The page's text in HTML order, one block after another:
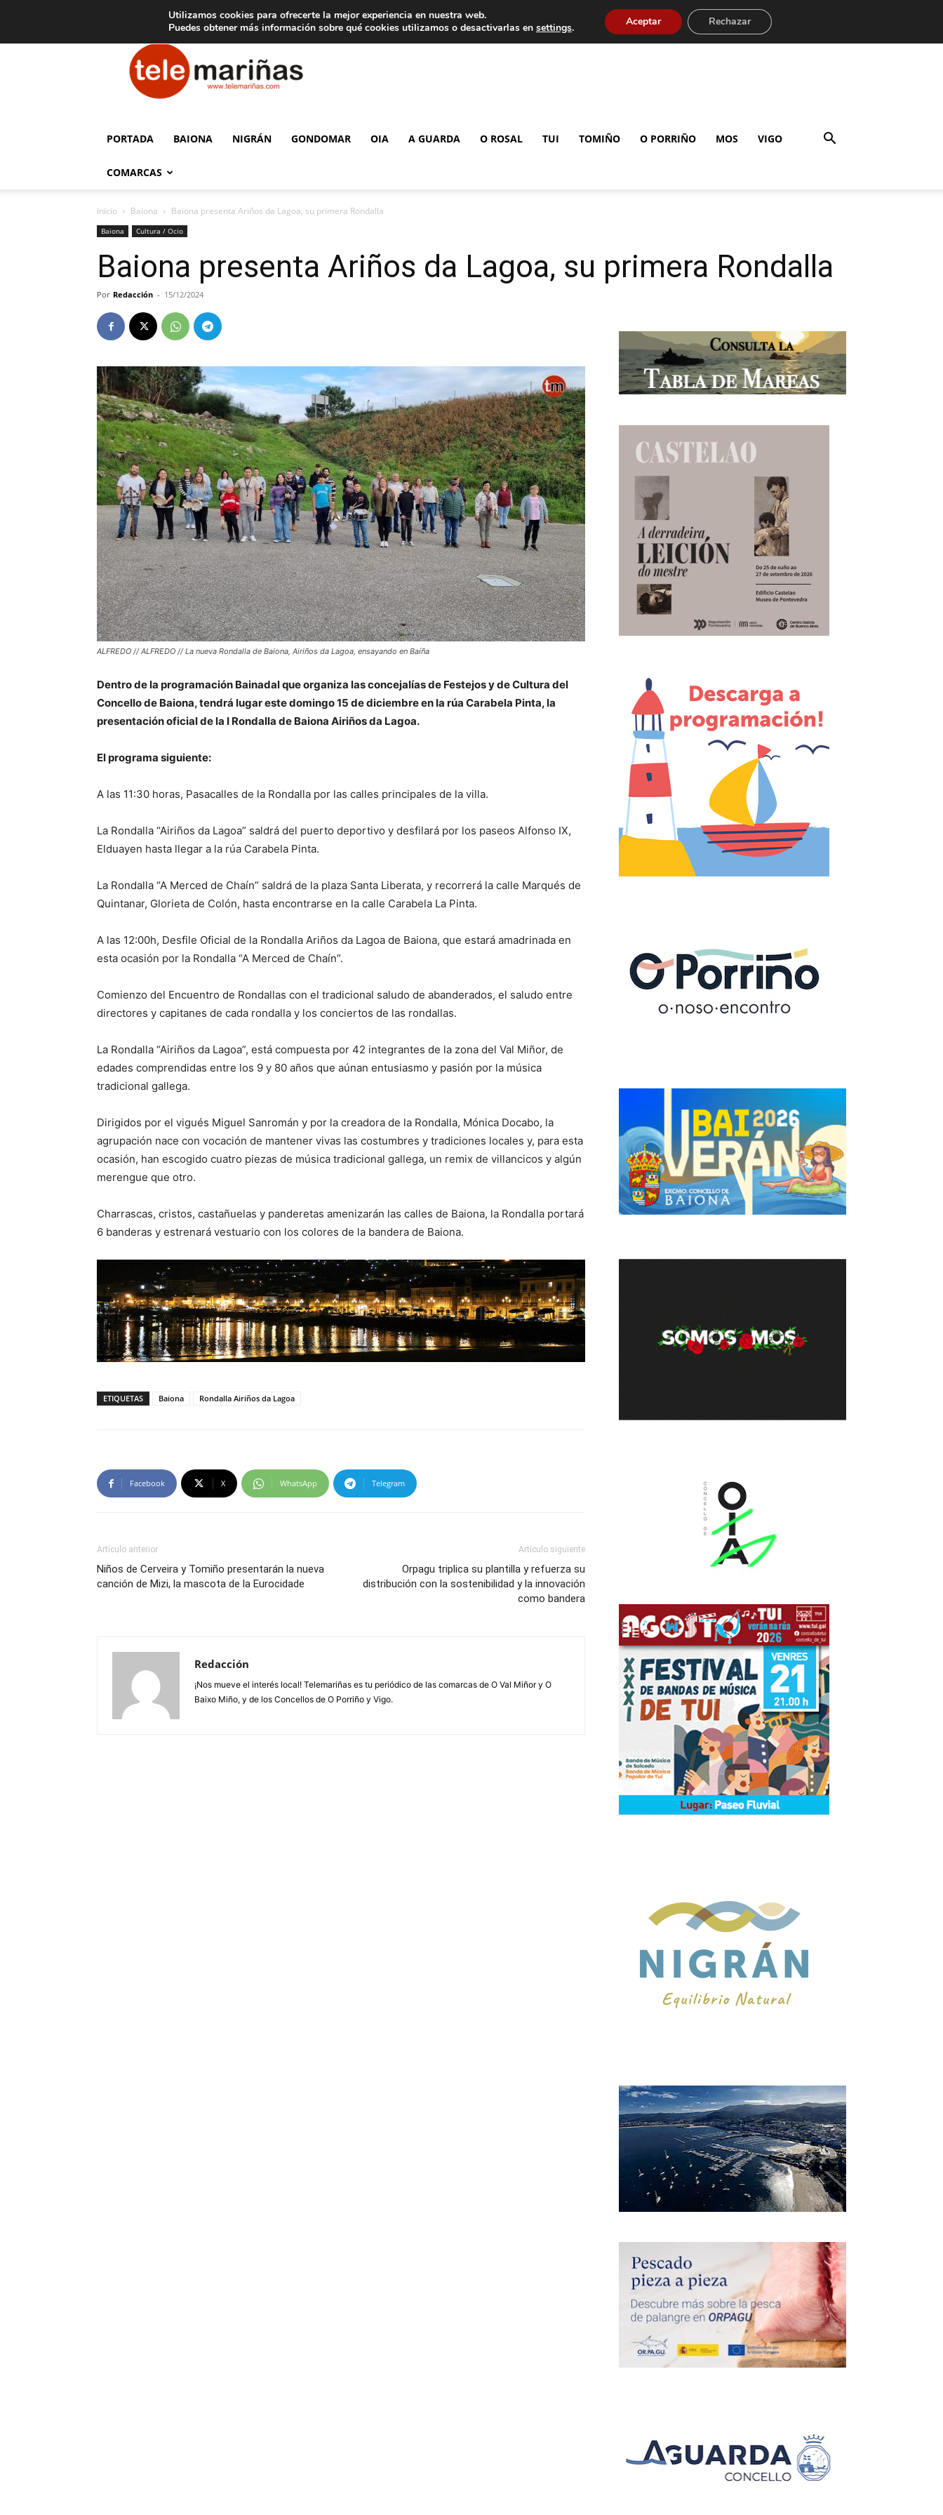
Aviso legal Tarifas de publicidad
Telemariñas
PORTADA BAIONA NIGRÁN GONDOMAR OIA A GUARDA O ROSAL TUI TOMIÑO O PORRIÑO MOS VIGO
COMARCAS
Inicio Baiona Baiona presenta Ariños da Lagoa, su primera Rondalla
Baiona Cultura / Ocio
Baiona presenta Ariños da Lagoa, su primera Rondalla
Por Redacción - 15/12/2024
ALFREDO // ALFREDO // La nueva Rondalla de Baiona, Airiños da Lagoa, ensayando en Baíña
Dentro de la programación Bainadal que organiza las concejalías de Festejos y de Cultura del
Concello de Baiona, tendrá lugar este domingo 15 de diciembre en la rúa Carabela Pinta, la
presentación oficial de la I Rondalla de Baiona Airiños da Lagoa.
El programa siguiente:
A las 11:30 horas, Pasacalles de la Rondalla por las calles principales de la villa.
La Rondalla “Airiños da Lagoa” saldrá del puerto deportivo y desfilará por los paseos Alfonso IX,
Elduayen hasta llegar a la rúa Carabela Pinta.
La Rondalla “A Merced de Chaín” saldrá de la plaza Santa Liberata, y recorrerá la calle Marqués de
Quintanar, Glorieta de Colón, hasta encontrarse en la calle Carabela La Pinta.
A las 12:00h, Desfile Oficial de la Rondalla Ariños da Lagoa de Baiona, que estará amadrinada en
esta ocasión por la Rondalla “A Merced de Chaín”.
Comienzo del Encuentro de Rondallas con el tradicional saludo de abanderados, el saludo entre
directores y capitanes de cada rondalla y los conciertos de las rondallas.
La Rondalla “Airiños da Lagoa”, está compuesta por 42 integrantes de la zona del Val Miñor, de
edades comprendidas entre los 9 y 80 años que aúnan entusiasmo y pasión por la música
tradicional gallega.
Dirigidos por el vigués Miguel Sanromán y por la creadora de la Rondalla, Mónica Docabo, la
agrupación nace con vocación de mantener vivas las costumbres y tradiciones locales y, para esta
ocasión, han escogido cuatro piezas de música tradicional gallega, un remix de villancicos y algún
merengue que otro.
Charrascas, cristos, castañuelas y panderetas amenizarán las calles de Baiona, la Rondalla portará
6 banderas y estrenará vestuario con los colores de la bandera de Baiona.
ETIQUETAS Baiona Rondalla Airiños da Lagoa
Facebook X WhatsApp Telegram
Artículo anterior
Niños de Cerveira y Tomiño presentarán la nueva
canción de Mizi, la mascota de la Eurocidade
Artículo siguiente
Orpagu triplica su plantilla y refuerza su
distribución con la sostenibilidad y la innovación
como bandera
Redacción
¡Nos mueve el interés local! Telemariñas es tu periódico de las comarcas de O Val Miñor y O
Baixo Miño, y de los Concellos de O Porriño y Vigo.
Utilizamos cookies para ofrecerte la mejor experiencia en nuestra web.
Puedes obtener más información sobre qué cookies utilizamos o desactivarlas en settings. Aceptar Rechazar